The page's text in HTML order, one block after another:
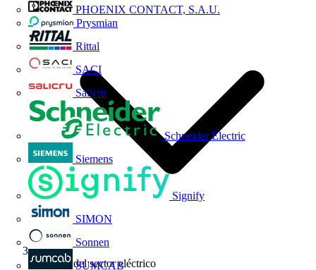
PHOENIX CONTACT, S.A.U.
Prysmian
Rittal
SACI
Salicru
Schneider Electric
Siemens
Signify
SIMON
Sonnen
SUMCAB
Noticias del sector eléctrico